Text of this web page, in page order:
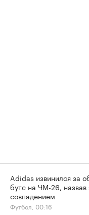
Adidas извинился за
бутс на ЧМ-26, назвав
совпадением
Футбол, 00:16